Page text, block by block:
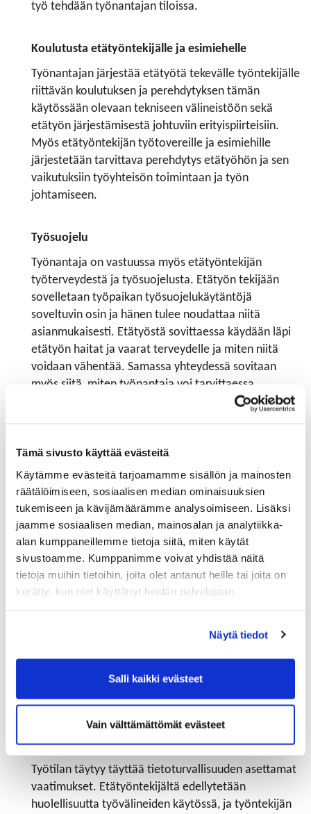
Tämä sivusto käyttää evästeitä
Käytämme evästeitä tarjoamamme sisällön ja mainosten
räätälöimiseen, sosiaalisen median ominaisuuksien
tukemiseen ja kävijämäärämme analysoimiseen. Lisäksi
jaamme sosiaalisen median, mainosalan ja analytiikka-
alan kumppaneillemme tietoja siitä, miten käytät
sivustoamme. Kumppanimme voivat yhdistää näitä
tietoja muihin tietoihin, joita olet antanut heille tai joita on
kerätty, kun olet käyttänyt heidän palvelujaan.
Näytä tiedot
Salli kaikki evästeet
Vain välttämättömät evästeet
työ tehdään työnantajan tiloissa.
Koulutusta etätyöntekijälle ja esimiehelle
Työnantajan järjestää etätyötä tekevälle työntekijälle
riittävän koulutuksen ja perehdytyksen tämän
käytössään olevaan tekniseen välineistöön sekä
etätyön järjestämisestä johtuviin erityispiirteisiin.
Myös etätyöntekijän työtovereille ja esimiehille
järjestetään tarvittava perehdytys etätyöhön ja sen
vaikutuksiin työyhteisön toimintaan ja työn
johtamiseen.
Työsuojelu
Työnantaja on vastuussa myös etätyöntekijän
työterveydestä ja työsuojelusta. Etätyön tekijään
sovelletaan työpaikan työsuojelukäytäntöjä
soveltuvin osin ja hänen tulee noudattaa niitä
asianmukaisesti. Etätyöstä sovittaessa käydään läpi
etätyön haitat ja vaarat terveydelle ja miten niitä
voidaan vähentää. Samassa yhteydessä sovitaan
myös siitä, miten työnantaja voi tarvittaessa
työnantajalla, henkilöstön edustajilla ja
työsuojeluviranomaisilla on pääsy etätyöpaikalle
lainsäädännön asettamissa rajoissa. Jos
etätyöntekijä työskentelee kotonaan, tällaisen
käynnin edellytyksenä on ennalta ilmoittaminen ja
etätyöntekijän suostumus. Etätyöntekijällä on oikeus
myös itse pyytää tarkastuskäyntiä.
Työntekijä kuuluu työnantajan järjestämän
onko tarvetta vapaaehtoisille vakuutuksille.
Työvälineet ja kustannukset
Kotona tehty työ yleensä edellyttää, että työntekijän
asunnossa on oma tehtäviin soveltuva
tietoliikenneyhteys ja työhön soveltuvat työtilat.
Työtilan täytyy täyttää tietoturvallisuuden asettamat
vaatimukset. Etätyöntekijältä edellytetään
huolellisuutta työvälineiden käytössä, ja työntekijän